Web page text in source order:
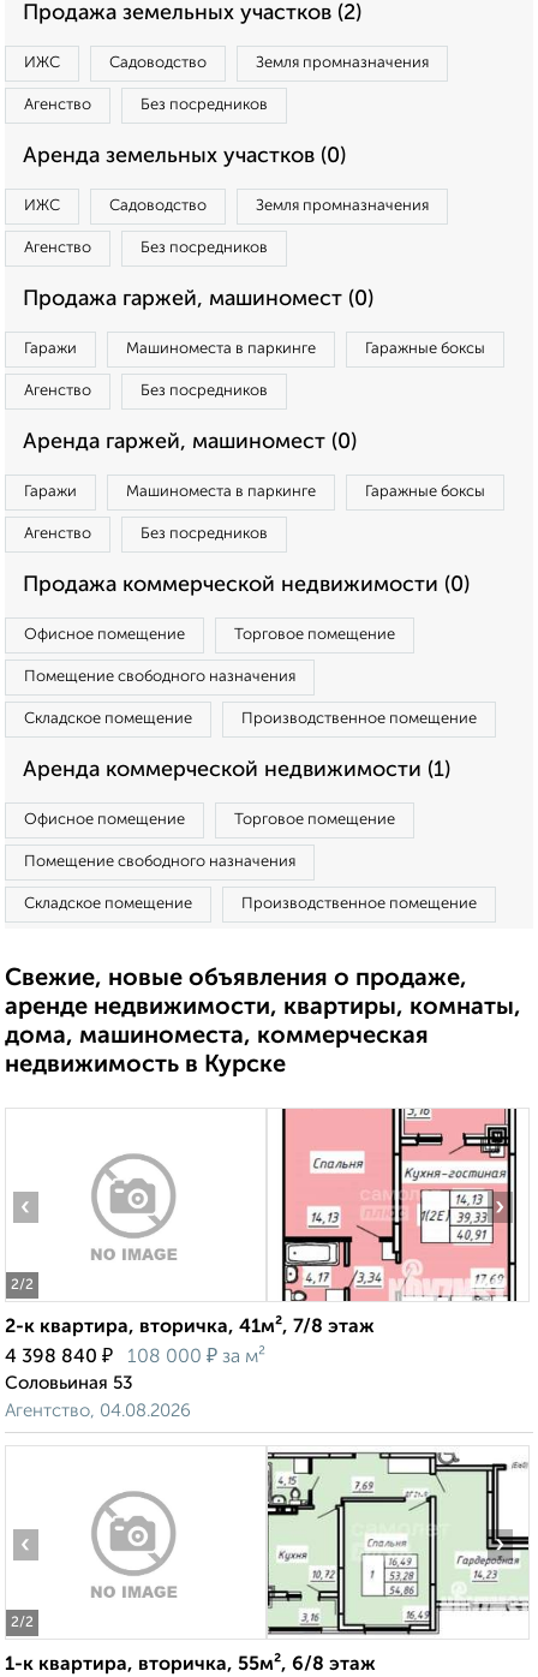
Продажа земельных участков (2)
ИЖС Садоводство Земля промназначения
Агенство Без посредников
Аренда земельных участков (0)
ИЖС Садоводство Земля промназначения
Агенство Без посредников
Продажа гаржей, машиномест (0)
Гаражи Машиноместа в паркинге Гаражные боксы
Агенство Без посредников
Аренда гаржей, машиномест (0)
Гаражи Машиноместа в паркинге Гаражные боксы
Агенство Без посредников
Продажа коммерческой недвижимости (0)
Офисное помещение Торговое помещение
Помещение свободного назначения
Складское помещение Производственное помещение
Аренда коммерческой недвижимости (1)
Офисное помещение Торговое помещение
Помещение свободного назначения
Складское помещение Производственное помещение
Свежие, новые объявления о продаже,
аренде недвижимости, квартиры, комнаты,
дома, машиноместа, коммерческая
недвижимость в Курске
2/2
‹ ›
2-к квартира, вторичка, 41м², 7/8 этаж
4 398 840 ₽ 108 000 ₽ за м²
Соловьиная 53
Агентство, 04.08.2026
2/2
‹ ›
1-к квартира, вторичка, 55м², 6/8 этаж